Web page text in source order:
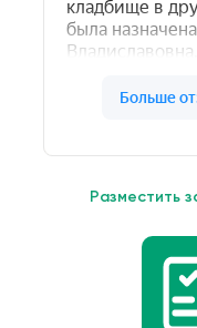
Разместить